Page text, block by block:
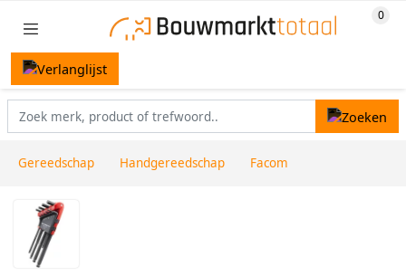
Gereedschap Handgereedschap Facom